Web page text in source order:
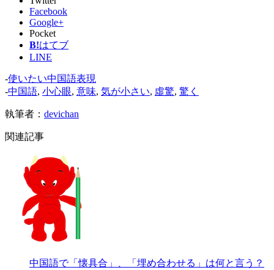
Facebook
Google+
Pocket
B!はてブ
LINE
-使いたい中国語表現
-中国語, 小心眼, 意味, 気が小さい, 虛驚, 驚く
執筆者： devichan
関連記事
中国語で「懐具合」、「埋め合わせる」は何と言う？